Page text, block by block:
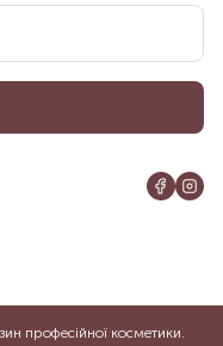
професійної косметики.